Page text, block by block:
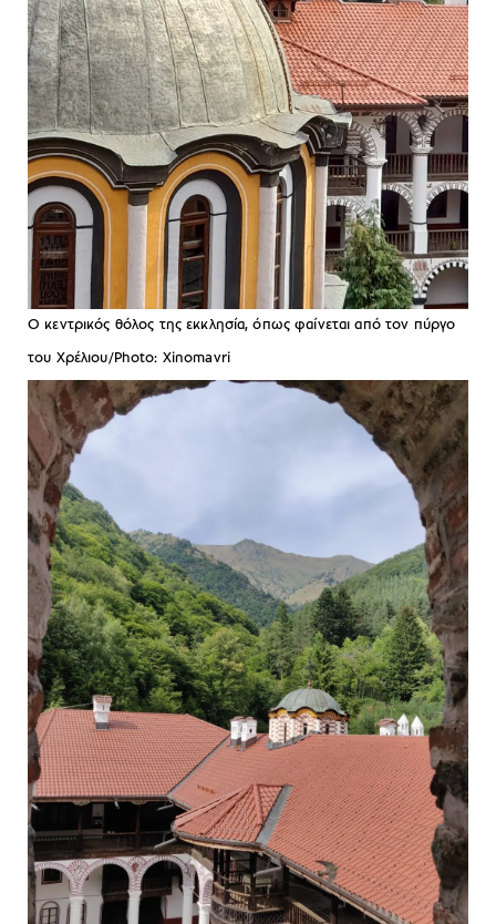
Ο κεντρικός θόλος της εκκλησία, όπως φαίνεται από τον πύργο
του Χρέλιου/Photo: Xinomavri